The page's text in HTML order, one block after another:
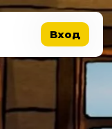
Вход